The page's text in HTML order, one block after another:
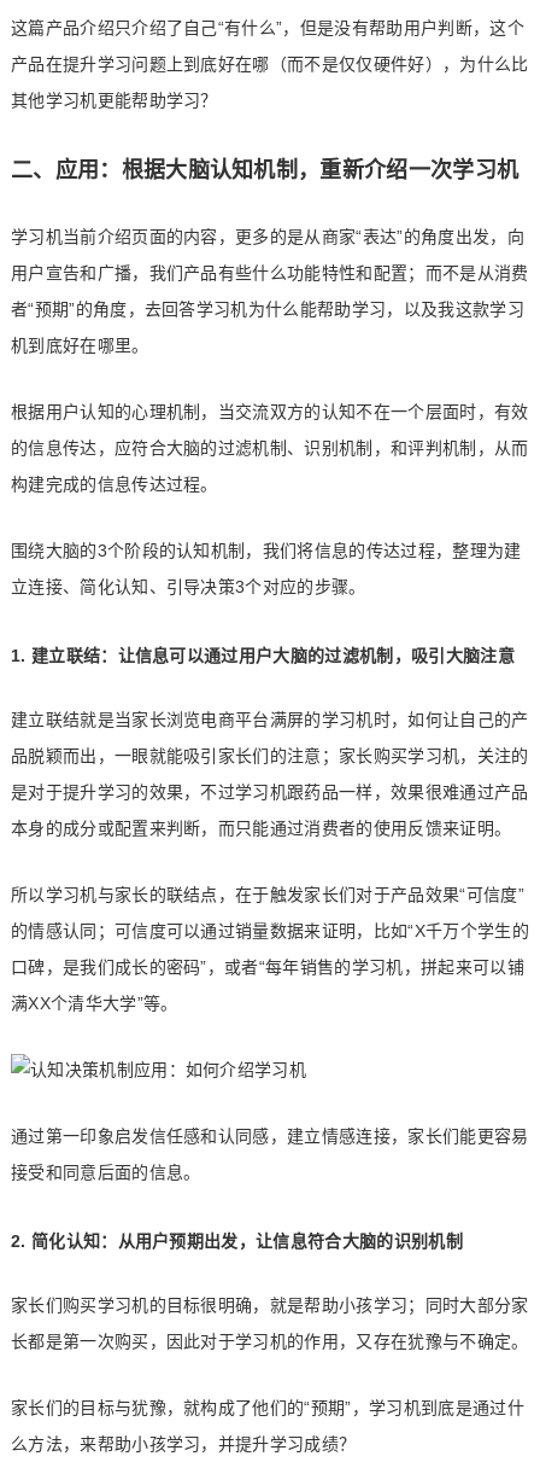
这篇产品介绍只介绍了自己“有什么”，但是没有帮助用户判断，这个
产品在提升学习问题上到底好在哪（而不是仅仅硬件好），为什么比
其他学习机更能帮助学习？
二、应用：根据大脑认知机制，重新介绍一次学习机
学习机当前介绍页面的内容，更多的是从商家“表达”的角度出发，向
用户宣告和广播，我们产品有些什么功能特性和配置；而不是从消费
者“预期”的角度，去回答学习机为什么能帮助学习，以及我这款学习
机到底好在哪里。
根据用户认知的心理机制，当交流双方的认知不在一个层面时，有效
的信息传达，应符合大脑的过滤机制、识别机制，和评判机制，从而
构建完成的信息传达过程。
围绕大脑的3个阶段的认知机制，我们将信息的传达过程，整理为建
立连接、简化认知、引导决策3个对应的步骤。
1. 建立联结：让信息可以通过用户大脑的过滤机制，吸引大脑注意
建立联结就是当家长浏览电商平台满屏的学习机时，如何让自己的产
品脱颖而出，一眼就能吸引家长们的注意；家长购买学习机，关注的
是对于提升学习的效果，不过学习机跟药品一样，效果很难通过产品
本身的成分或配置来判断，而只能通过消费者的使用反馈来证明。
所以学习机与家长的联结点，在于触发家长们对于产品效果“可信度”
的情感认同；可信度可以通过销量数据来证明，比如“X千万个学生的
口碑，是我们成长的密码”，或者“每年销售的学习机，拼起来可以铺
满XX个清华大学”等。
通过第一印象启发信任感和认同感，建立情感连接，家长们能更容易
接受和同意后面的信息。
2. 简化认知：从用户预期出发，让信息符合大脑的识别机制
家长们购买学习机的目标很明确，就是帮助小孩学习；同时大部分家
长都是第一次购买，因此对于学习机的作用，又存在犹豫与不确定。
家长们的目标与犹豫，就构成了他们的“预期”，学习机到底是通过什
么方法，来帮助小孩学习，并提升学习成绩？